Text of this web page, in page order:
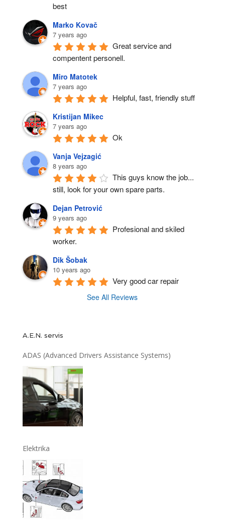
best
Marko Kovač
7 years ago
Great service and
compentent personell.
Miro Matotek
7 years ago
Helpful, fast, friendly stuff
Kristijan Mikec
7 years ago
Ok
Vanja Vejzagić
8 years ago
This guys know the job...
still, look for your own spare parts.
Dejan Petrović
9 years ago
Profesional and skiled
worker.
Dik Šobak
10 years ago
Very good car repair
See All Reviews
A.E.N. servis
ADAS (Advanced Drivers Assistance Systems)
Elektrika